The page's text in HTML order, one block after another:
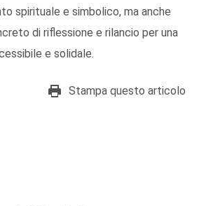
spirituale e simbolico, ma anche
di riflessione e rilancio per una
e solidale.
Stampa questo articolo